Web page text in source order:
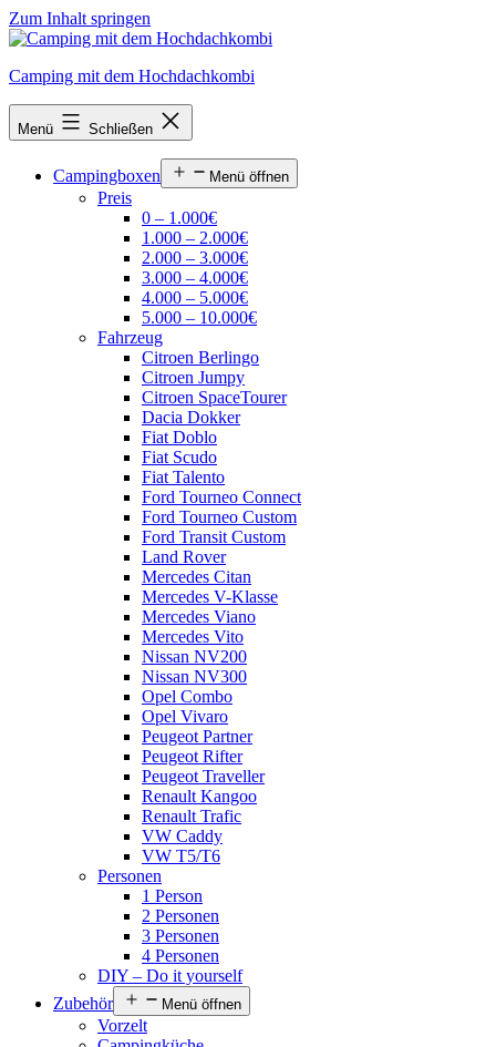
Zum Inhalt springen
Camping mit dem Hochdachkombi
Menü Schließen
Campingboxen Menü öffnen
Preis
0 – 1.000€
1.000 – 2.000€
2.000 – 3.000€
3.000 – 4.000€
4.000 – 5.000€
5.000 – 10.000€
Fahrzeug
Citroen Berlingo
Citroen Jumpy
Citroen SpaceTourer
Dacia Dokker
Fiat Doblo
Fiat Scudo
Fiat Talento
Ford Tourneo Connect
Ford Tourneo Custom
Ford Transit Custom
Land Rover
Mercedes Citan
Mercedes V-Klasse
Mercedes Viano
Mercedes Vito
Nissan NV200
Nissan NV300
Opel Combo
Opel Vivaro
Peugeot Partner
Peugeot Rifter
Peugeot Traveller
Renault Kangoo
Renault Trafic
VW Caddy
VW T5/T6
Personen
1 Person
2 Personen
3 Personen
4 Personen
DIY – Do it yourself
Zubehör
Menü öffnen
Vorzelt